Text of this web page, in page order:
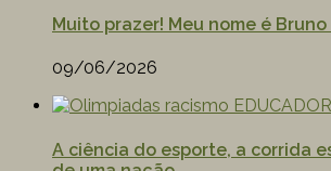
Muito prazer! Meu nome é
09/06/2026
A ciência do esporte, a corrida